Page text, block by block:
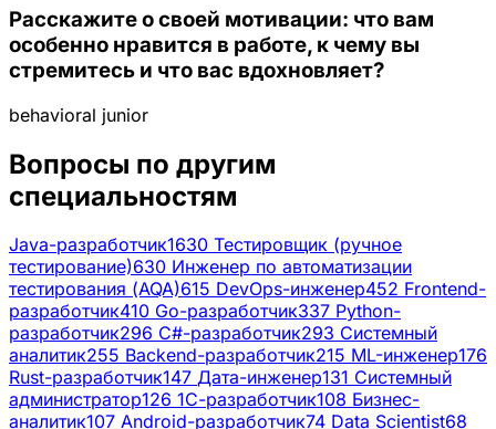
Расскажите о своей мотивации: что вам
особенно нравится в работе, к чему вы
стремитесь и что вас вдохновляет?
behavioral junior
Вопросы по другим
специальностям
Java-разработчик1630 Тестировщик (ручное
тестирование)630 Инженер по автоматизации
тестирования (AQA)615 DevOps-инженер452 Frontend-
разработчик410 Go-разработчик337 Python-
разработчик296 C#-разработчик293 Системный
аналитик255 Backend-разработчик215 ML-инженер176
Rust-разработчик147 Дата-инженер131 Системный
администратор126 1С-разработчик108 Бизнес-
аналитик107 Android-разработчик74 Data Scientist68